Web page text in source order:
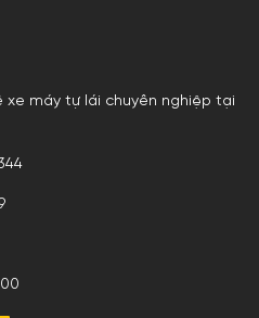
xe máy tự lái chuyên nghiệp tại